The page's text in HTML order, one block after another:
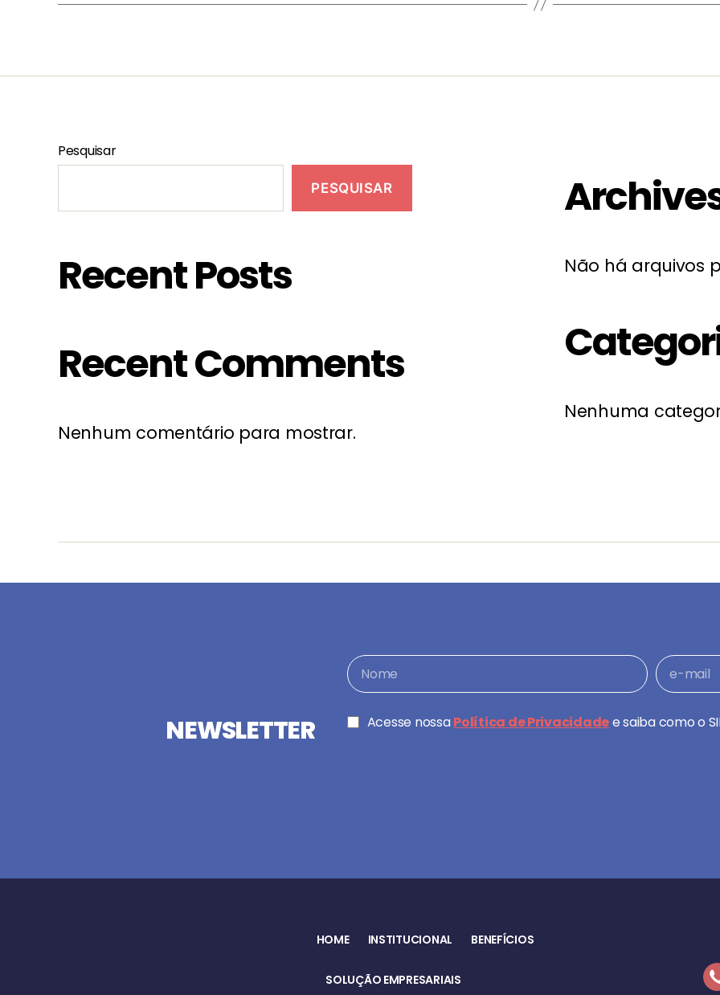
Pesquisar
PESQUISAR
Recent Posts
Recent Comments
Nenhum comentário para mostrar.
Não há arquivos
Nenhuma
NEWSLETTER Acesse nossaPolítica de Privacidadee saiba como o
HOME INSTITUCIONAL BENEFÍCIOS
SOLUÇÃO EMPRESARIAIS